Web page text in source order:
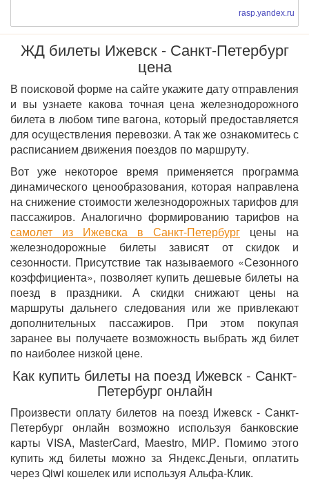
rasp.yandex.ru
ЖД билеты Ижевск - Санкт-Петербург
цена
В поисковой форме на сайте укажите дату отправления
и вы узнаете какова точная цена железнодорожного
билета в любом типе вагона, который предоставляется
для осуществления перевозки. А так же ознакомитесь с
расписанием движения поездов по маршруту.
Вот уже некоторое время применяется программа
динамического ценообразования, которая направлена
на снижение стоимости железнодорожных тарифов для
пассажиров. Аналогично формированию тарифов на
самолет из Ижевска в Санкт-Петербург цены на
железнодорожные билеты зависят от скидок и
сезонности. Присутствие так называемого «Сезонного
коэффициента», позволяет купить дешевые билеты на
поезд в праздники. А скидки снижают цены на
маршруты дальнего следования или же привлекают
дополнительных пассажиров. При этом покупая
заранее вы получаете возможность выбрать жд билет
по наиболее низкой цене.
Как купить билеты на поезд Ижевск - Санкт-
Петербург онлайн
Произвести оплату билетов на поезд Ижевск - Санкт-
Петербург онлайн возможно используя банковские
карты VISA, MasterCard, Maestro, МИР. Помимо этого
купить жд билеты можно за Яндекс.Деньги, оплатить
через Qiwi кошелек или используя Альфа-Клик.